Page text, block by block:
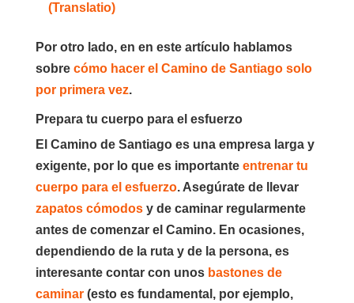
(Translatio)
Por otro lado, en en este artículo hablamos
sobre cómo hacer el Camino de Santiago solo
por primera vez.
Prepara tu cuerpo para el esfuerzo
El Camino de Santiago es una empresa larga y
exigente, por lo que es importanteentrenar tu
cuerpo para el esfuerzo. Asegúrate de llevar
zapatos cómodosy de caminar regularmente
antes de comenzar el Camino. En ocasiones,
dependiendo de la ruta y de la persona, es
interesante contar con unos bastones de
caminar(esto es fundamental, por ejemplo,